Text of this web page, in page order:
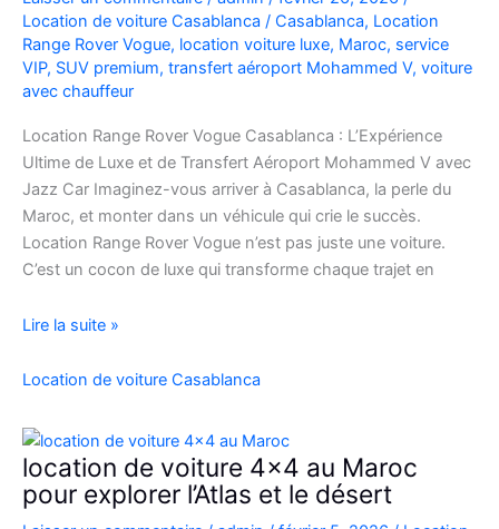
V
Location de voiture Casablanca / Casablanca, Location
Range Rover Vogue, location voiture luxe, Maroc, service
VIP, SUV premium, transfert aéroport Mohammed V, voiture
avec chauffeur
Location Range Rover Vogue Casablanca : L’Expérience
Ultime de Luxe et de Transfert Aéroport Mohammed V avec
Jazz Car Imaginez-vous arriver à Casablanca, la perle du
Maroc, et monter dans un véhicule qui crie le succès.
Location Range Rover Vogue n’est pas juste une voiture.
C’est un cocon de luxe qui transforme chaque trajet en
Location
Rover
Casablanca
Lire la suite »
Location de voiture Casablanca
location de voiture 4×4 au Maroc
pour explorer l’Atlas et le désert